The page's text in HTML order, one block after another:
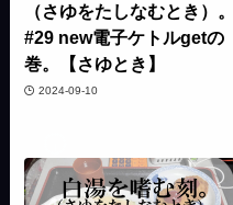
（さゆをたしなむとき）。
#29 new電子ケトルgetの
巻。【さゆとき】
2024-09-10